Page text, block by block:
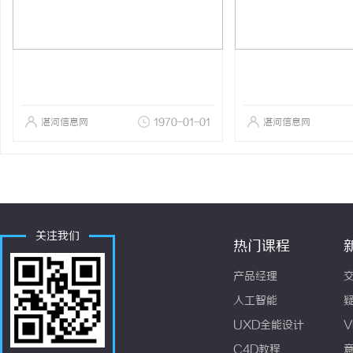
湛河信息网 1970-01-01 湛河信息网
关注我们
热门课程
产品经理
人工智能
UXD全能设计
C4D教程